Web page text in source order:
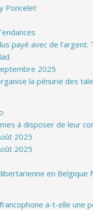
Poncelet
payé avec de
2025
la pénurie des
à disposer de leur
2025
2025
en Belgique
a-t-elle une